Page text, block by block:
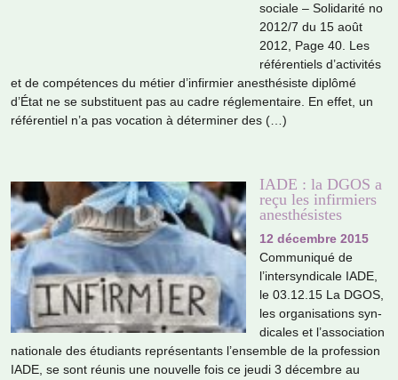
sociale – Solidarité no
2012/7 du 15 août
2012, Page 40. Les
réfé­ren­tiels d’acti­vi­tés
et de com­pé­ten­ces du métier d’infir­mier anes­thé­siste diplômé
d’État ne se sub­sti­tuent pas au cadre régle­men­taire. En effet, un
réfé­ren­tiel n’a pas voca­tion à déter­mi­ner des (…)
IADE : la DGOS a
reçu les infirmiers
anesthésistes
12 décembre 2015
Communiqué de
l’inter­syn­di­cale IADE,
le 03.12.15 La DGOS,
les orga­ni­sa­tions syn­
di­ca­les et l’asso­cia­tion
natio­nale des étudiants repré­sen­tants l’ensem­ble de la pro­fes­sion
IADE, se sont réunis une nou­velle fois ce jeudi 3 décem­bre au